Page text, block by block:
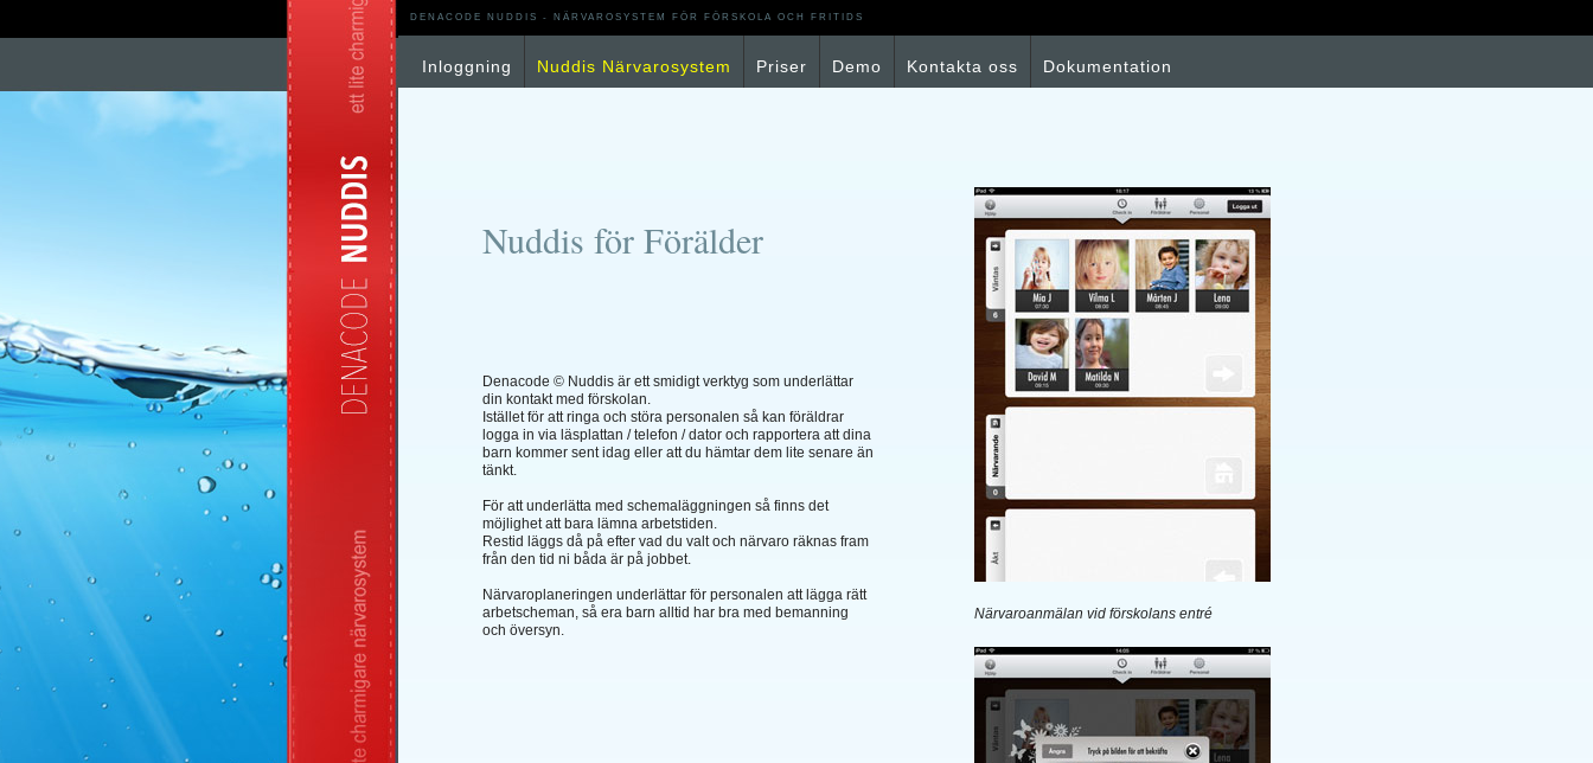
DENACODE NUDDIS - NÄRVAROSYSTEM FÖR FÖRSKOLA OCH FRITIDS
Inloggning Nuddis Närvarosystem Priser Demo Kontakta oss Dokumentation
Nuddis för Förälder
Närvaroanmälan vid förskolans entré
Denacode © Nuddis är ett smidigt verktyg som underlättar
din kontakt med förskolan.
Istället för att ringa och störa personalen så kan föräldrar
logga in via läsplattan / telefon / dator och rapportera att dina
barn kommer sent idag eller att du hämtar dem lite senare än
tänkt.
För att underlätta med schemaläggningen så finns det
möjlighet att bara lämna arbetstiden.
Restid läggs då på efter vad du valt och närvaro räknas fram
från den tid ni båda är på jobbet.
Närvaroplaneringen underlättar för personalen att lägga rätt
arbetscheman, så era barn alltid har bra med bemanning
och översyn.